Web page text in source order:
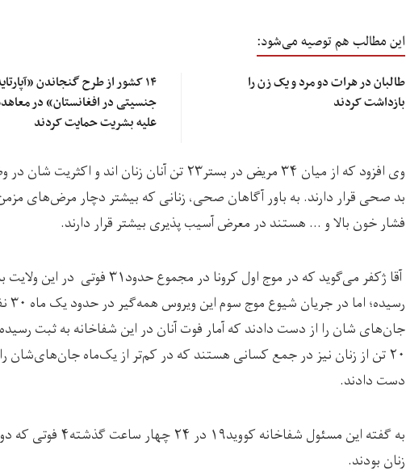
این مطالب هم توصیه می‌شود:
طالبان در هرات دو مرد و یک زن را
بازداشت کردند
۱۴ کشور از طرح گنجاندن
جنسیتی در افغانستان» در
علیه بشریت حمایت کردند
وی افزود که از میان ۳۴ مریض در بستر۲۳ تن آنان زنان اند و‌
بد صحی قرار دارند. به باور آگاهان صحی، زنانی که بیشتر دچار مرض‌های
فشار خون بالا و … هستند در معرض آسیب پذیری بیشتر قرار دارند.
آقا ژکفر می‌گوید که در موج اول کرونا در مجموع حدود۳۱
رسیده؛ اما در
جان‌های شان را از دست دادند که آمار فوت آنان در این شفاخانه به ثبت
۲۰ تن از زنان نیز در جمع کسانی هستند که در کم‌تر از یک‌ماه جان‌های‌شان
دست دادند.
به گفته این مسئول شفاخانه کووید۱۹ در
زنان بودند.